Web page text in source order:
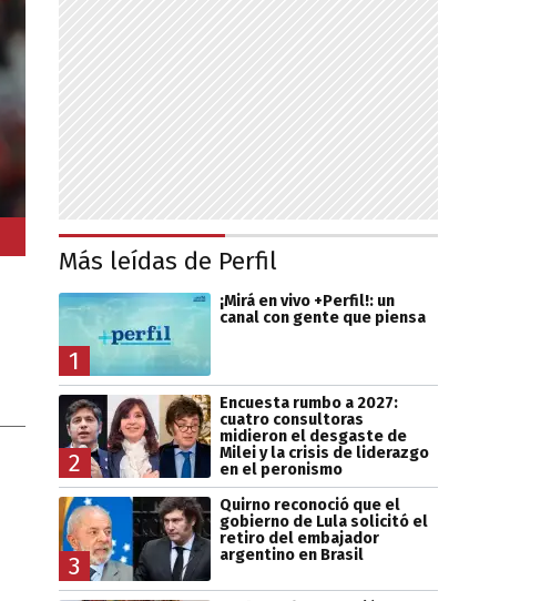
Más leídas de Perfil
1
¡Mirá en vivo +Perfil!: un
canal con gente que piensa
2
Encuesta rumbo a 2027:
cuatro consultoras
midieron el desgaste de
Milei y la crisis de liderazgo
en el peronismo
3
Quirno reconoció que el
gobierno de Lula solicitó el
retiro del embajador
argentino en Brasil